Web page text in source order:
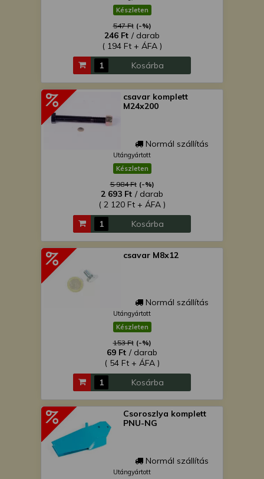
Készleten
547 Ft (-%)
246 Ft / darab
( 194 Ft + ÁFA )
Kosárba
csavar komplett
M24x200
Normál szállítás
Utángyártott
Készleten
5 984 Ft (-%)
2 693 Ft / darab
( 2 120 Ft + ÁFA )
Kosárba
csavar M8x12
Normál szállítás
Utángyártott
Készleten
153 Ft (-%)
69 Ft / darab
( 54 Ft + ÁFA )
Kosárba
Csoroszlya komplett
PNU-NG
Normál szállítás
Utángyártott